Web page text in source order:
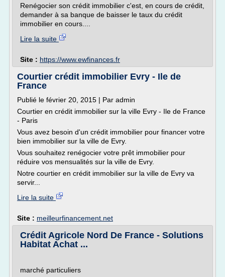
Renégocier son crédit immobilier c'est, en cours de crédit,
demander à sa banque de baisser le taux du crédit
immobilier en cours....
Lire la suite
Site : https://www.ewfinances.fr
Courtier crédit immobilier Evry - Ile de
France
Publié le février 20, 2015 | Par admin
Courtier en crédit immobilier sur la ville Evry - Ile de France
- Paris
Vous avez besoin d'un crédit immobilier pour financer votre
bien immobilier sur la ville de Evry.
Vous souhaitez renégocier votre prêt immobilier pour
réduire vos mensualités sur la ville de Evry.
Notre courtier en crédit immobilier sur la ville de Evry va
servir...
Lire la suite
Site : meilleurfinancement.net
Crédit Agricole Nord De France - Solutions
Habitat Achat ...
marché particuliers